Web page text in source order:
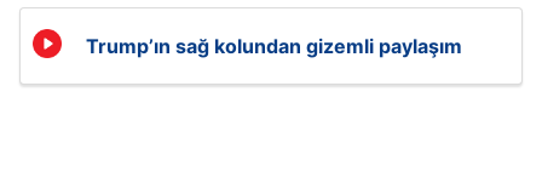
Trump’ın sağ kolundan gizemli paylaşım